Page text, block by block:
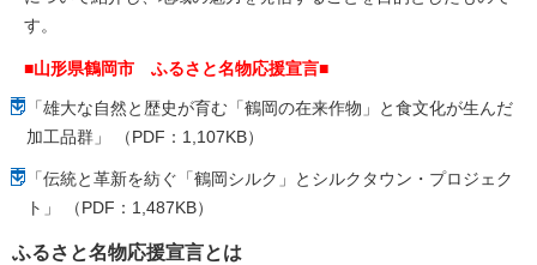
す。
■山形県鶴岡市 ふるさと名物応援宣言■
「雄大な自然と歴史が育む「鶴岡の在来作物」と食文化が生んだ
加工品群」 （PDF：1,107KB）
「伝統と革新を紡ぐ「鶴岡シルク」とシルクタウン・プロジェク
ト」 （PDF：1,487KB）
ふるさと名物応援宣言とは